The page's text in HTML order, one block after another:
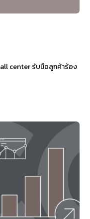
center รับมือลูกค้าร้อง